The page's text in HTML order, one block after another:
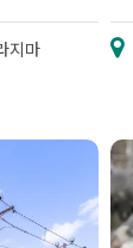
지마